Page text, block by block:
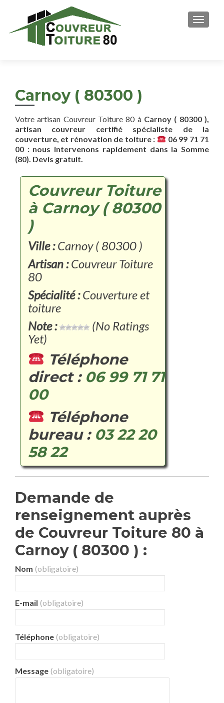
Carnoy ( 80300 )
Votre artisan Couvreur Toiture 80 à Carnoy ( 80300 ),
artisan couvreur certifié spécialiste de la
couverture, et rénovation de toiture :
06 99 71 71
00 : nous intervenons rapidement dans la Somme
(80). Devis gratuit.
Couvreur Toiture
à Carnoy ( 80300
)
Ville :Carnoy ( 80300 )
Artisan :Couvreur Toiture
80
Spécialité :Couverture et
toiture
Note :
(No Ratings
Yet)
Téléphone
direct : 06 99 71 71
00
Téléphone
bureau : 03 22 20
58 22
Demande de
renseignement auprès
de Couvreur Toiture 80 à
Carnoy ( 80300 ) :
Nom (obligatoire)
E-mail (obligatoire)
Téléphone (obligatoire)
Message (obligatoire)